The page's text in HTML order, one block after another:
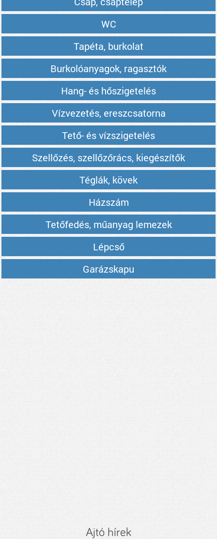
WC
Tapéta, burkolat
Burkolóanyagok, ragasztók
Hang- és hőszigetelés
Vízvezetés, ereszcsatorna
Tető- és vízszigetelés
Szellőzés, szellőzőrács, kiegészítők
Téglák, kövek
Házszám
Tetőfedés, műanyag lemezek
Lépcső
Garázskapu
Ajtó hírek